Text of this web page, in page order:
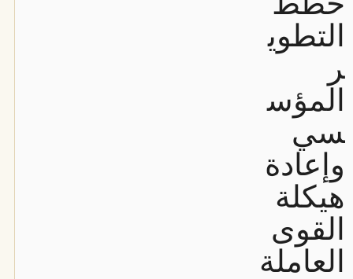
التطوي
ر
المؤس
سي
وإعادة
هيكلة
القوى
العاملة